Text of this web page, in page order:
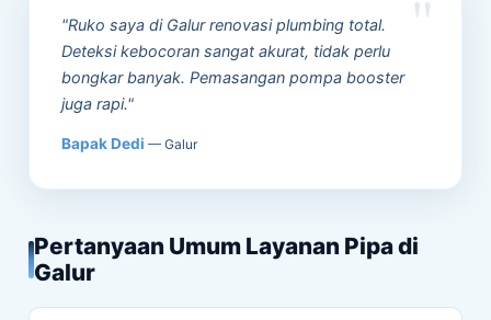
"Ruko saya di Galur renovasi plumbing total.
Deteksi kebocoran sangat akurat, tidak perlu
bongkar banyak. Pemasangan pompa booster
juga rapi."
Bapak Dedi — Galur
Pertanyaan Umum Layanan Pipa di
Galur